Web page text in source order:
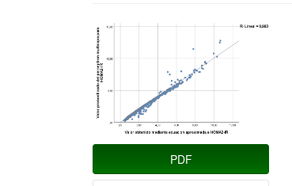
Barra
lateral
del
artículo
PDF